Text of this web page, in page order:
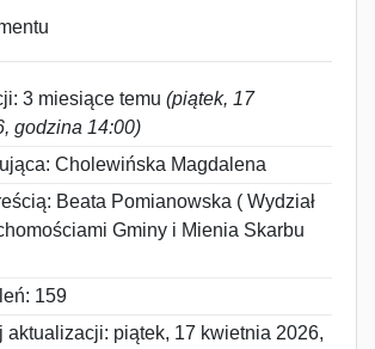
3 miesiące temu (piątek, 17
godzina 14:00)
Cholewińska Magdalena
Beata Pomianowska ( Wydział
Gminy i Mienia Skarbu
159
aktualizacji: piątek, 17 kwietnia 2026,